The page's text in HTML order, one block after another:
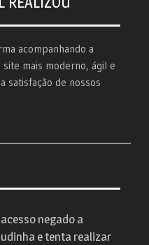
acompanhando a
mais moderno, ágil e
satisfação de nossos
negado a
e tenta realizar